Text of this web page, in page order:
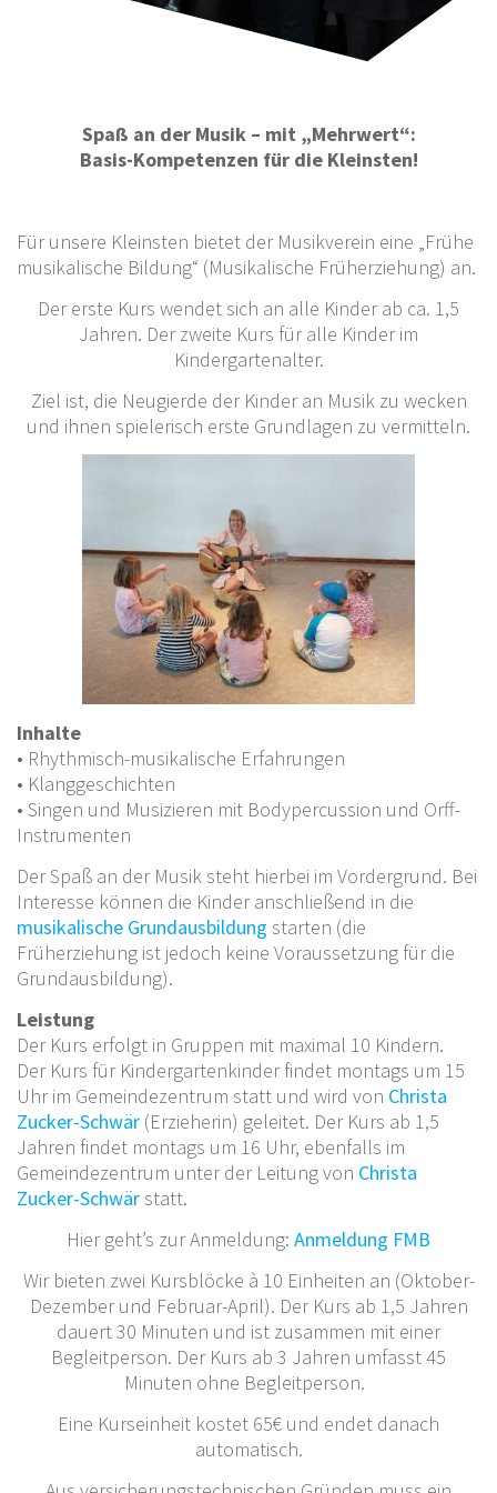
Spaß an der Musik – mit „Mehrwert“:
Basis-Kompetenzen für die Kleinsten!
Für unsere Kleinsten bietet der Musikverein eine „Frühe
musikalische Bildung“ (Musikalische Früherziehung) an.
Der erste Kurs wendet sich an alle Kinder ab ca. 1,5
Jahren. Der zweite Kurs für alle Kinder im
Kindergartenalter.
Ziel ist, die Neugierde der Kinder an Musik zu wecken
und ihnen spielerisch erste Grundlagen zu vermitteln.
Inhalte
• Rhythmisch-musikalische Erfahrungen
• Klanggeschichten
• Singen und Musizieren mit Bodypercussion und Orff-
Instrumenten
Der Spaß an der Musik steht hierbei im Vordergrund. Bei
Interesse können die Kinder anschließend in die
musikalische Grundausbildung starten (die
Früherziehung ist jedoch keine Voraussetzung für die
Grundausbildung).
Leistung
Der Kurs erfolgt in Gruppen mit maximal 10 Kindern.
Der Kurs für Kindergartenkinder findet montags um 15
Uhr im Gemeindezentrum statt und wird von Christa
Zucker-Schwär (Erzieherin) geleitet. Der Kurs ab 1,5
Jahren findet montags um 16 Uhr, ebenfalls im
Gemeindezentrum unter der Leitung von Christa
Zucker-Schwär statt.
Hier geht’s zur Anmeldung: Anmeldung FMB
Wir bieten zwei Kursblöcke à 10 Einheiten an (Oktober-
Dezember und Februar-April). Der Kurs ab 1,5 Jahren
dauert 30 Minuten und ist zusammen mit einer
Begleitperson. Der Kurs ab 3 Jahren umfasst 45
Minuten ohne Begleitperson.
Eine Kurseinheit kostet 65€ und endet danach
automatisch.